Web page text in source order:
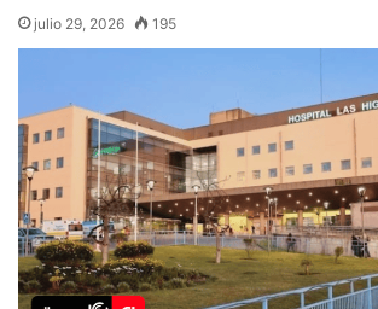
julio 29, 2026 195